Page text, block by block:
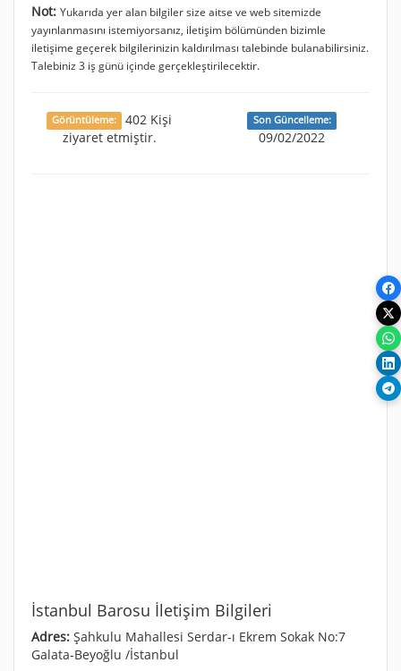
Not: Yukarıda yer alan bilgiler size aitse ve web sitemizde
yayınlanmasını istemiyorsanız, iletişim bölümünden bizimle
iletişime geçerek bilgilerinizin kaldırılması talebinde bulanabilirsiniz.
Talebiniz 3 iş günü içinde gerçekleştirilecektir.
Görüntüleme:
402 Kişi
ziyaret etmiştir.
Son Güncelleme:
09/02/2022
İstanbul Barosu İletişim Bilgileri
Adres: Şahkulu Mahallesi Serdar-ı Ekrem Sokak No:7
Galata-Beyoğlu /İstanbul